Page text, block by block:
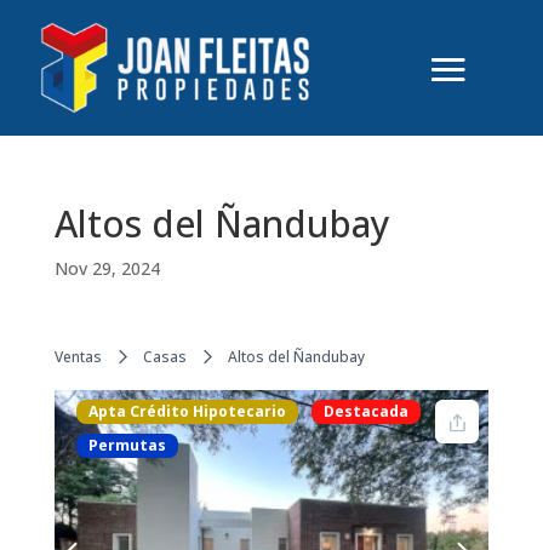
Altos del Ñandubay
Nov 29, 2024
Ventas Casas Altos del Ñandubay
Apta Crédito Hipotecario
Destacada
Permutas